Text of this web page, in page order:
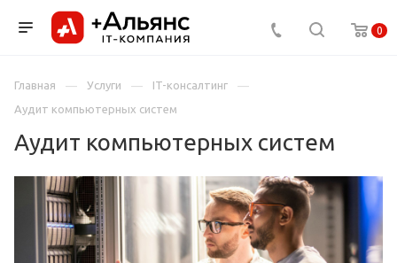
0
Главная Услуги
IT-консалтинг
Аудит компьютерных систем
Аудит компьютерных систем